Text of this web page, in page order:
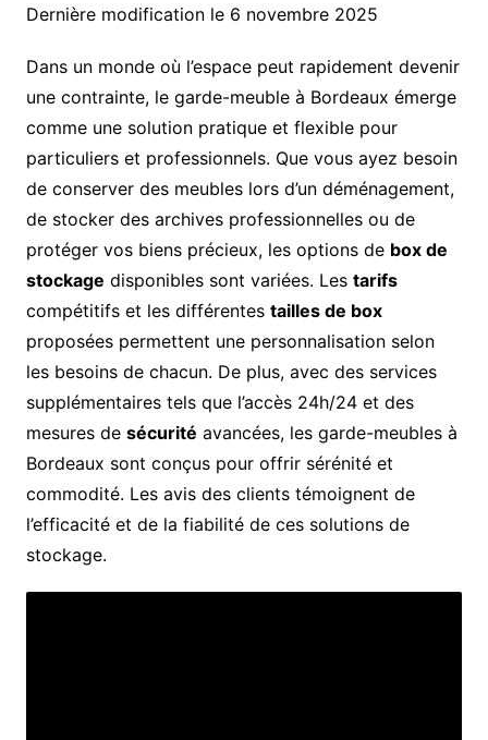
Dernière modification le 6 novembre 2025
Dans un monde où l’espace peut rapidement devenir
une contrainte, le garde-meuble à Bordeaux émerge
comme une solution pratique et flexible pour
particuliers et professionnels. Que vous ayez besoin
de conserver des meubles lors d’un déménagement,
de stocker des archives professionnelles ou de
protéger vos biens précieux, les options de box de
stockage disponibles sont variées. Les tarifs
compétitifs et les différentes tailles de box
proposées permettent une personnalisation selon
les besoins de chacun. De plus, avec des services
supplémentaires tels que l’accès 24h/24 et des
mesures de sécurité avancées, les garde-meubles à
Bordeaux sont conçus pour offrir sérénité et
commodité. Les avis des clients témoignent de
l’efficacité et de la fiabilité de ces solutions de
stockage.